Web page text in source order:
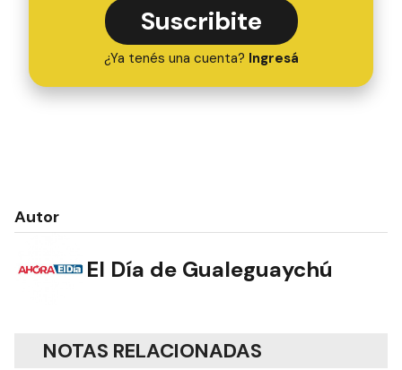
Suscribite
¿Ya tenés una cuenta? Ingresá
Autor
El Día de Gualeguaychú
NOTAS RELACIONADAS